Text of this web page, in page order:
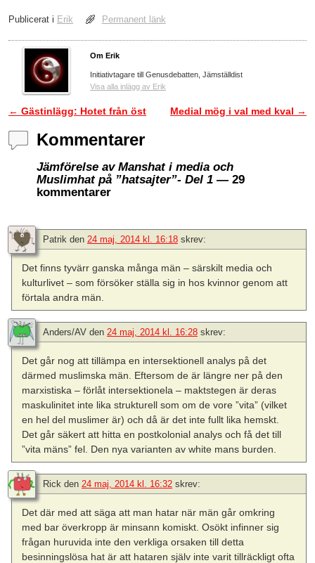
Publicerat i Erik Permanent länk
Om Erik
Initiativtagare till Genusdebatten, Jämställdist
Visa alla inlägg av Erik
Inläggsnavigering
← Gästinlägg: Hotet från öst Medial mög i val med kval →
Kommentarer
Jämförelse av Manshat i media och
Muslimhat på ”hatsajter”- Del 1 — 29
kommentarer
Patrik den 24 maj, 2014 kl. 16:18 skrev:
Det finns tyvärr ganska många män – särskilt media och
kulturlivet – som försöker ställa sig in hos kvinnor genom att
förtala andra män.
Anders/AV den 24 maj, 2014 kl. 16:28 skrev:
Det går nog att tillämpa en intersektionell analys på det
därmed muslimska män. Eftersom de är längre ner på den
marxistiska – förlåt intersektionela – maktstegen är deras
maskulinitet inte lika strukturell som om de vore ”vita” (vilket
en hel del muslimer är) och då är det inte fullt lika hemskt.
Det går säkert att hitta en postkolonial analys och få det till
”vita mäns” fel. Den nya varianten av white mans burden.
Rick den 24 maj, 2014 kl. 16:32 skrev:
Det där med att säga att man hatar när män går omkring
med bar överkropp är minsann komiskt. Osökt infinner sig
frågan huruvida inte den verkliga orsaken till detta
besinningslösa hat är att hataren själv inte varit tillräckligt ofta